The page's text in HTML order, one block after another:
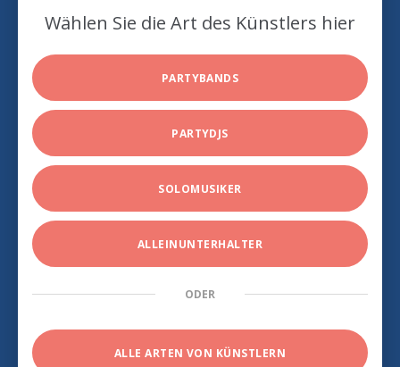
Wählen Sie die Art des Künstlers hier
PARTYBANDS
PARTYDJS
SOLOMUSIKER
ALLEINUNTERHALTER
ODER
ALLE ARTEN VON KÜNSTLERN